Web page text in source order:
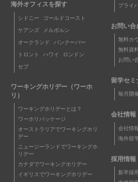
海外オフィスを探す
シドニー ゴールドコースト
ケアンズ メルボルン
オークランド バンクーバー
トロント ハワイ ロンドン
セブ
ワーキングホリデー（ワーホ
リ）
ワーキングホリデーとは？
ワーホリパッケージ
オーストラリアでワーキングホリ
デー
ニュージーランドでワーキングホ
リデー
カナダでワーキングホリデー
イギリスでワーキングホリデー
プライ
お問い合
無料カ
無料資
お問い
留学セミ
毎月開
会社情報
会社情
海外留
採用情報
新卒採用